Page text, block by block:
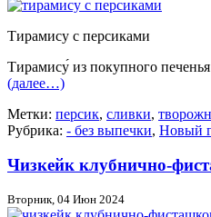
Тирамису с персиками
Тирамису́ из покупного
(далее…)
Метки: персик, сливки,
Рубрика: - без выпечки, Новый
Чизкейк клубнично-
Вторник, 04 Июн 2024